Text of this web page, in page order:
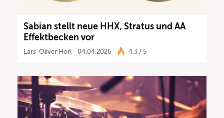
Sabian stellt neue HHX, Stratus und AA
Effektbecken vor
Lars-Oliver Horl 04.04.2026 4,3 / 5